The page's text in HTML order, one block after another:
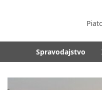
Spravodajstvo